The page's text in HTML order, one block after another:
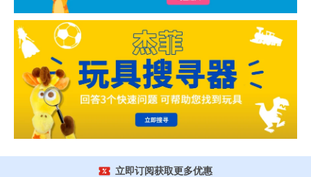
立即订阅获取更多优惠